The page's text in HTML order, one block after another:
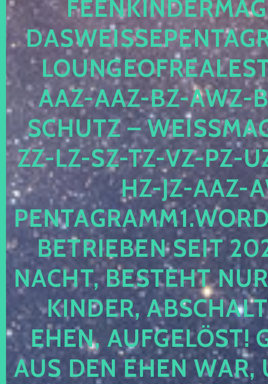
AZ-AAZ-BZ-AWZ-
CHUTZ –
-LZ-SZ-TZ-VZ-PZ-UZ-
-JZ-AAZ-
TRIEBEN SEIT 2024
CHT, BESTEHT NUR
NDER,
EN, AUFGELÖST!
S DEN EHEN WAR,